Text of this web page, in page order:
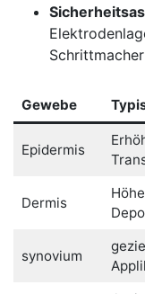
Schrittmacher
Gewebe
Epidermis
Dermis
synovium